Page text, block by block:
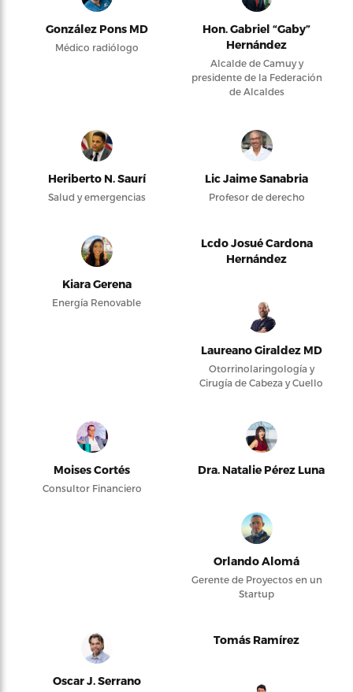
González Pons MD
Médico radiólogo
Hon. Gabriel “Gaby”
Hernández
Alcalde de Camuy y
presidente de la Federación
de Alcaldes
Heriberto N. Saurí
Salud y emergencias
Lic Jaime Sanabria
Profesor de derecho
Kiara Gerena
Energía Renovable
Lcdo Josué Cardona
Hernández
Laureano Giraldez MD
Otorrinolaringología y
Cirugía de Cabeza y Cuello
Moises Cortés
Consultor Financiero
Dra. Natalie Pérez Luna
Orlando Alomá
Gerente de Proyectos en un
Startup
Oscar J. Serrano
Tomás Ramírez